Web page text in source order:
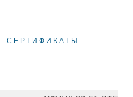
СЕРТИФИКАТЫ